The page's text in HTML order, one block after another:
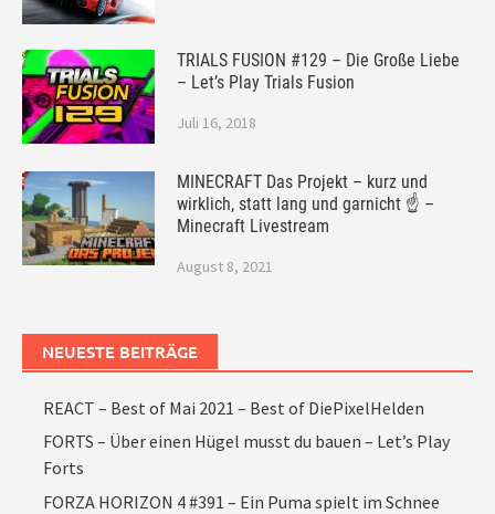
TRIALS FUSION #129 – Die Große Liebe
– Let’s Play Trials Fusion
Juli 16, 2018
MINECRAFT Das Projekt – kurz und
wirklich, statt lang und garnicht ☝ –
Minecraft Livestream
August 8, 2021
NEUESTE BEITRÄGE
REACT – Best of Mai 2021 – Best of DiePixelHelden
FORTS – Über einen Hügel musst du bauen – Let’s Play
Forts
FORZA HORIZON 4 #391 – Ein Puma spielt im Schnee